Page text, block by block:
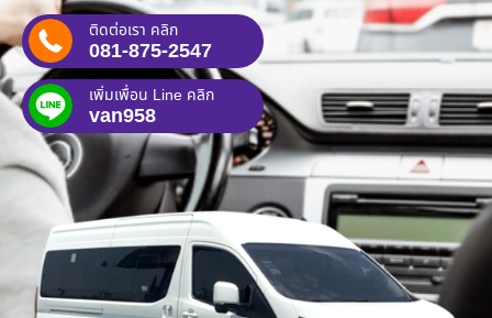
ติดต่อเรา คลิก
081-875-2547
เพิ่มเพื่อน Line คลิก
van958